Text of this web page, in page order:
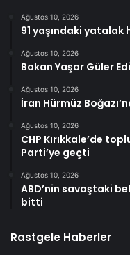
Ağustos 10, 2026
91 yaşındaki yatalak
Ağustos 10, 2026
Bakan Yaşar Güler
Ağustos 10, 2026
İran Hürmüz
Ağustos 10, 2026
CHP Kırıkkale’de
Parti’ye geçti
Ağustos 10, 2026
ABD’nin savaştaki
bitti
Rastgele Haberler